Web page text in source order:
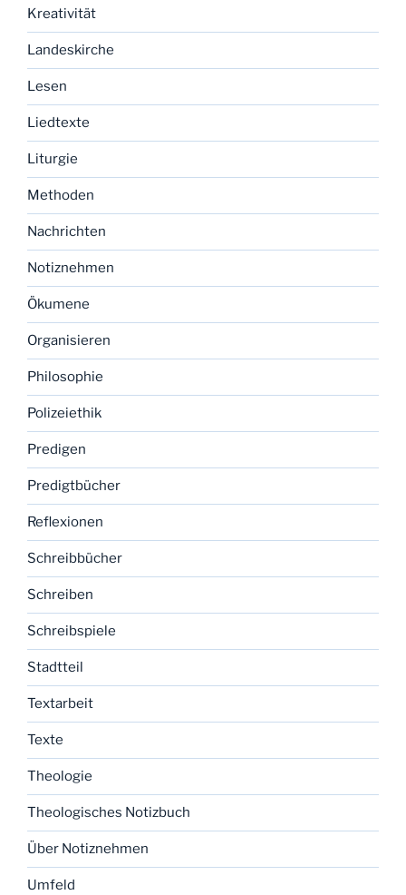
Kreativität
Landeskirche
Lesen
Liedtexte
Liturgie
Methoden
Nachrichten
Notiznehmen
Ökumene
Organisieren
Philosophie
Polizeiethik
Predigen
Predigtbücher
Reflexionen
Schreibbücher
Schreiben
Schreibspiele
Stadtteil
Textarbeit
Texte
Theologie
Theologisches Notizbuch
Über Notiznehmen
Umfeld